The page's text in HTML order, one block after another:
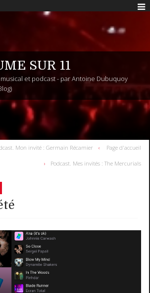
SUR 11
et podcast - par Antoine Dubuquoy
Mon invité : Germain Récamier Page d'accueil
Podcast. Mes invités : The Mercurials